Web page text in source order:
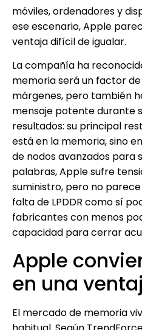
móviles, ordenadores y
ese escenario, Apple
ventaja difícil de igualar.
La compañía ha
memoria será un factor
márgenes, pero también
mensaje potente durante
resultados: su principal
está en la memoria, sino
de nodos avanzados para
palabras, Apple sufre
suministro, pero no
falta de LPDDR como sí
fabricantes con menos
capacidad para cerrar
Apple
en una
El mercado de memoria